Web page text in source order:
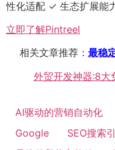
性化适配 ✓ 生态扩展能
立即了解Pintreel
相关文章推荐： 最稳
外贸开发神器:8大
AI驱动的营销自动化
Google
SEO搜索